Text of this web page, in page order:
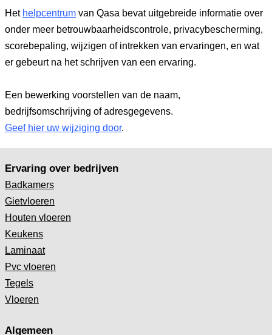
Het helpcentrum van Qasa bevat uitgebreide informatie over
onder meer betrouwbaarheidscontrole, privacybescherming,
scorebepaling, wijzigen of intrekken van ervaringen, en wat
er gebeurt na het schrijven van een ervaring.
Een bewerking voorstellen van de naam,
bedrijfsomschrijving of adresgegevens.
Geef hier uw wijziging door.
Ervaring over bedrijven
Badkamers
Gietvloeren
Houten vloeren
Keukens
Laminaat
Pvc vloeren
Tegels
Vloeren
Algemeen